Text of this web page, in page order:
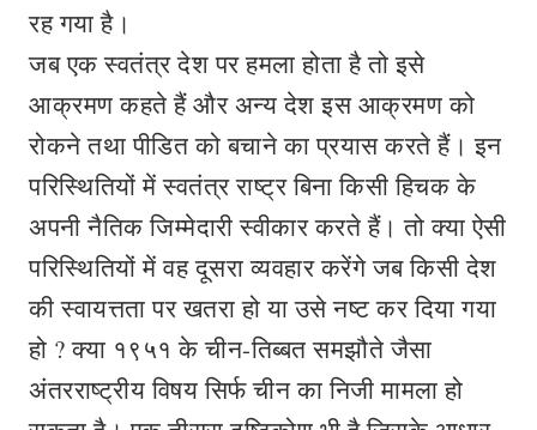
रह गया है।
जब एक स्वतंत्र देश पर हमला होता है तो इसे
आक्रमण कहते हैं और अन्य देश इस आक्रमण को
रोकने तथा पीडित को बचाने का प्रयास करते हैं। इन
परिस्थितियों में स्वतंत्र राष्ट्र बिना किसी हिचक के
अपनी नैतिक जिम्मेदारी स्वीकार करते हैं। तो क्या ऐसी
परिस्थितियों में वह दूसरा व्यवहार करेंगे जब किसी देश
की स्वायत्तता पर खतरा हो या उसे नष्ट कर दिया गया
हो ? क्या १९५१ के चीन-तिब्बत समझौते जैसा
अंतरराष्ट्रीय विषय सिर्फ चीन का निजी मामला हो